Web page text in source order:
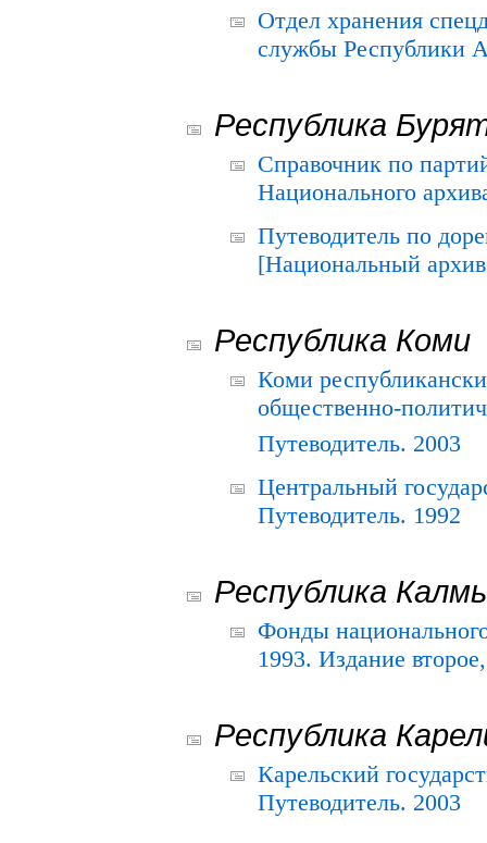
Отдел хранения
службы Республики
Республика
Справочник по
Национального
Путеводитель по
[Национальный
Республика Коми
Коми
общественно-
Путеводитель. 2003
Центральный
Путеводитель. 1992
Республика
Фонды
1993. Издание
Республика
Карельский
Путеводитель. 2003